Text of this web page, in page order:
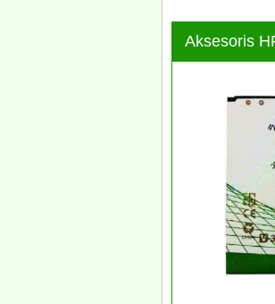
Aksesoris